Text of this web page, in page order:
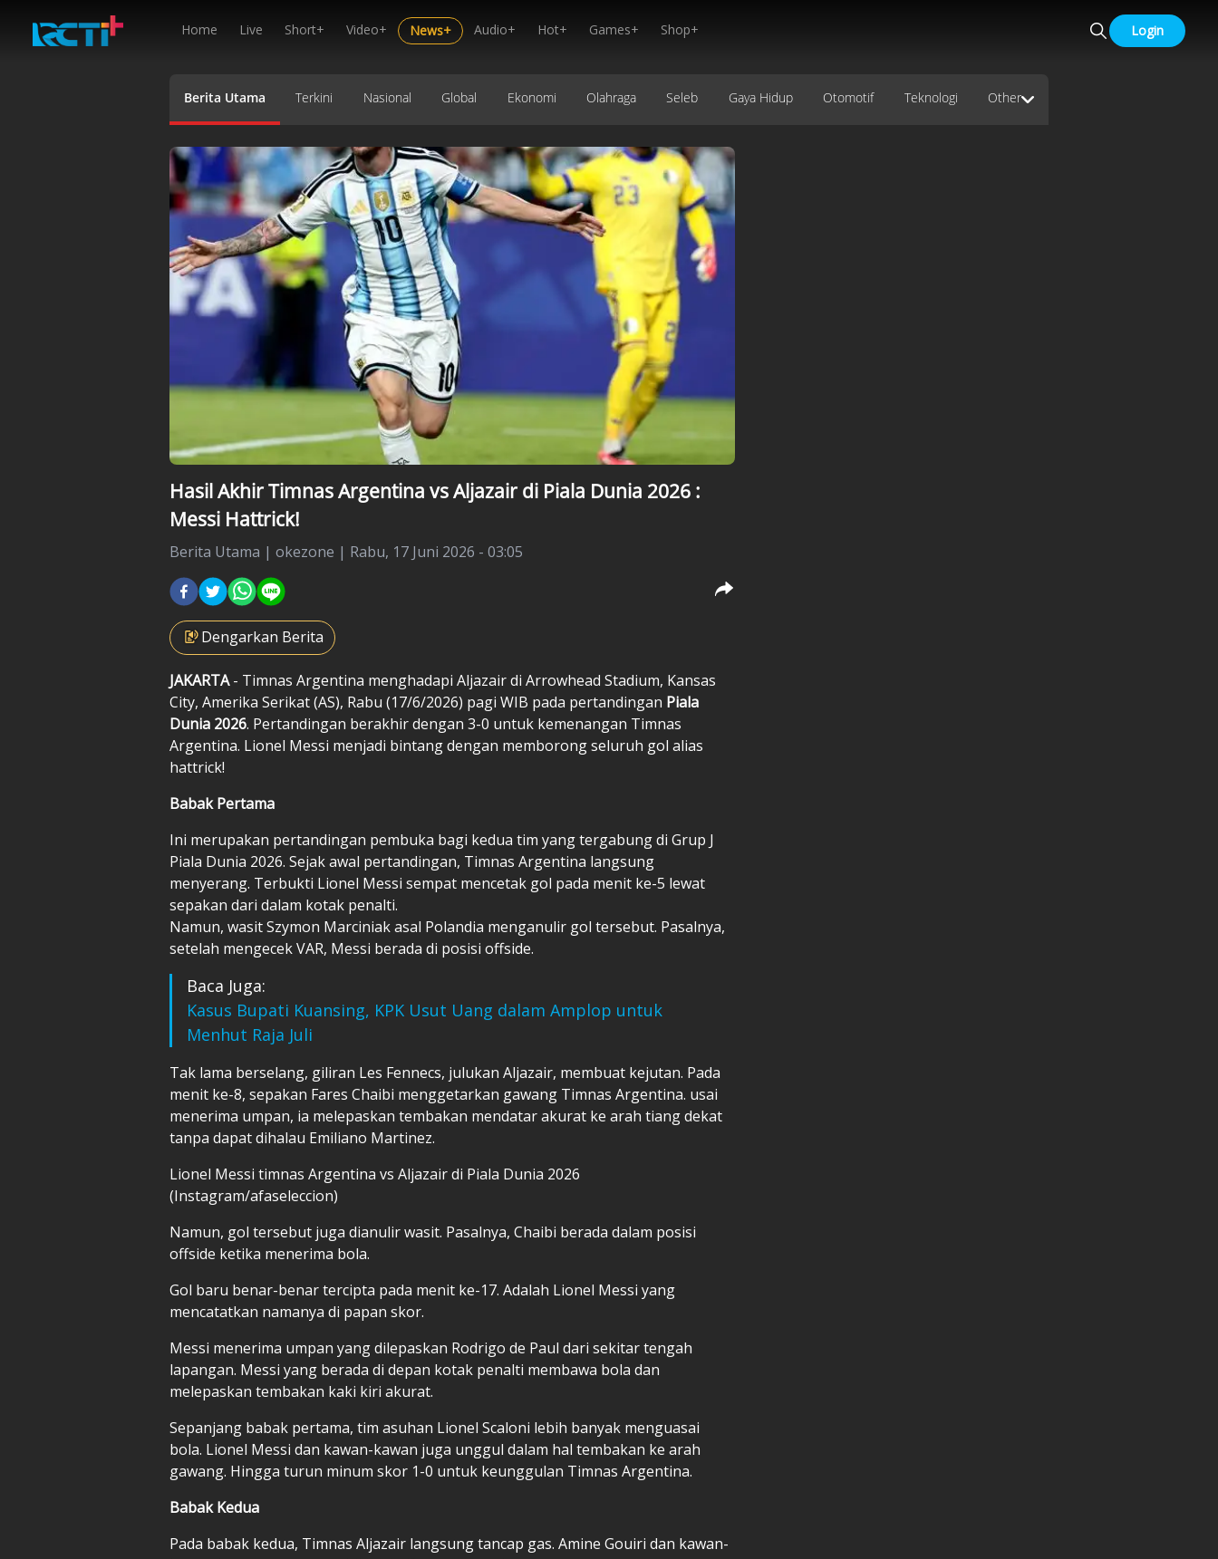
Home Live Short+ Video+ News+ Audio+ Hot+ Games+ Shop+ Login
Berita Utama Terkini Nasional Global Ekonomi Olahraga Seleb Gaya Hidup Otomotif Teknologi Other
Hasil Akhir Timnas Argentina vs Aljazair di Piala Dunia 2026 :
Messi Hattrick!
Berita Utama | okezone | Rabu, 17 Juni 2026 - 03:05
Dengarkan Berita
JAKARTA- Timnas Argentina menghadapi Aljazair di Arrowhead Stadium, Kansas
City, Amerika Serikat (AS), Rabu (17/6/2026) pagi WIB pada pertandingan Piala
Dunia 2026. Pertandingan berakhir dengan 3-0 untuk kemenangan Timnas
Argentina. Lionel Messi menjadi bintang dengan memborong seluruh gol alias
hattrick!
Babak Pertama
Ini merupakan pertandingan pembuka bagi kedua tim yang tergabung di Grup J
Piala Dunia 2026. Sejak awal pertandingan, Timnas Argentina langsung
menyerang. Terbukti Lionel Messi sempat mencetak gol pada menit ke-5 lewat
sepakan dari dalam kotak penalti.
Namun, wasit Szymon Marciniak asal Polandia menganulir gol tersebut. Pasalnya,
setelah mengecek VAR, Messi berada di posisi offside.
Baca Juga:
Kasus Bupati Kuansing, KPK Usut Uang dalam Amplop untuk
Menhut Raja Juli
Tak lama berselang, giliran Les Fennecs, julukan Aljazair, membuat kejutan. Pada
menit ke-8, sepakan Fares Chaibi menggetarkan gawang Timnas Argentina. usai
menerima umpan, ia melepaskan tembakan mendatar akurat ke arah tiang dekat
tanpa dapat dihalau Emiliano Martinez.
Lionel Messi timnas Argentina vs Aljazair di Piala Dunia 2026
(Instagram/afaseleccion)
Namun, gol tersebut juga dianulir wasit. Pasalnya, Chaibi berada dalam posisi
offside ketika menerima bola.
Gol baru benar-benar tercipta pada menit ke-17. Adalah Lionel Messi yang
mencatatkan namanya di papan skor.
Messi menerima umpan yang dilepaskan Rodrigo de Paul dari sekitar tengah
lapangan. Messi yang berada di depan kotak penalti membawa bola dan
melepaskan tembakan kaki kiri akurat.
Sepanjang babak pertama, tim asuhan Lionel Scaloni lebih banyak menguasai
bola. Lionel Messi dan kawan-kawan juga unggul dalam hal tembakan ke arah
gawang. Hingga turun minum skor 1-0 untuk keunggulan Timnas Argentina.
Babak Kedua
Pada babak kedua, Timnas Aljazair langsung tancap gas. Amine Gouiri dan kawan-